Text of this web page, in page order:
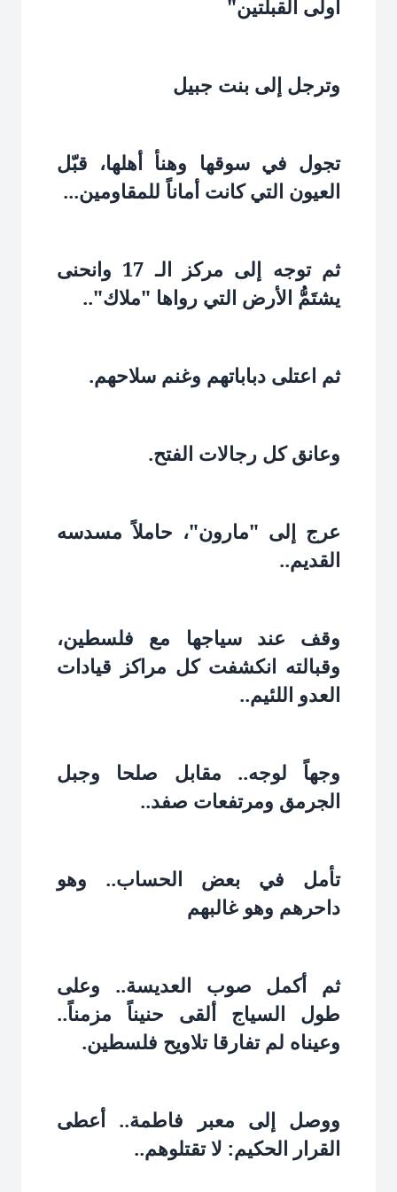
أولى القبلتين"‏
وترجل إلى بنت جبيل‏
تجول في سوقها وهنأ أهلها، قبّل
العيون التي كانت أماناً للمقاومين...‏
ثم توجه إلى مركز الـ 17 وانحنى
يشتَمُّ الأرض التي رواها "ملاك"..‏
ثم اعتلى دباباتهم وغنم سلاحهم.‏
وعانق كل رجالات الفتح.‏
عرج إلى "مارون"، حاملاً مسدسه
القديم..‏
وقف عند سياجها مع فلسطين،
وقبالته انكشفت كل مراكز قيادات
العدو اللئيم..‏
وجهاً لوجه.. مقابل صلحا وجبل
الجرمق ومرتفعات صفد..‏
تأمل في بعض الحساب.. وهو
داحرهم وهو غالبهم‏
ثم أكمل صوب العديسة.. وعلى
طول السياج ألقى حنيناً مزمناً..
وعيناه لم تفارقا تلاويح فلسطين.‏
ووصل إلى معبر فاطمة.. أعطى
القرار الحكيم: لا تقتلوهم..‏